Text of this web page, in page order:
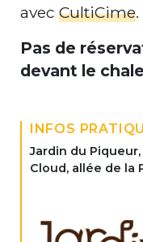
avec CultiCime.
Pas de
devant le
INFOS
Jardin du
Cloud, allée de la